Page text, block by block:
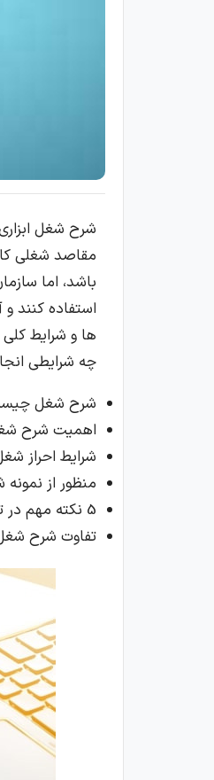
شرح شغل
مقاصد شغلی
باشد، اما
استفاده کنند
ها و شرایط
چه شرایطی
شرح شغل
اهمیت شرح
شرایط احراز
منظور از
5 نکته مهم در تدوین شرح شغل
تفاوت شرح